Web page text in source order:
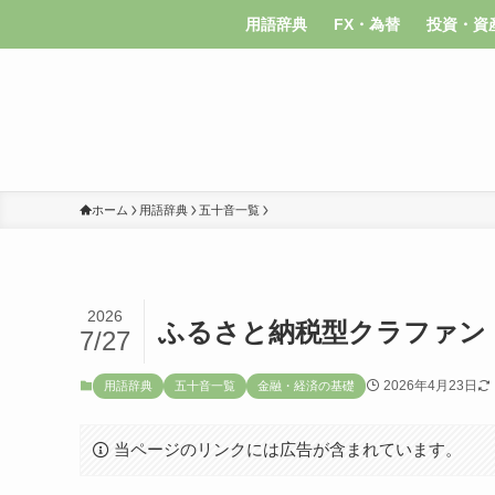
用語辞典 FX・為替 投資・資
ホーム 用語辞典 五十音一覧
ふるさと納税型クラファン
2026
7/27
用語辞典 五十音一覧 金融・経済の基礎 2026年4月23日
当ページのリンクには広告が含まれています。